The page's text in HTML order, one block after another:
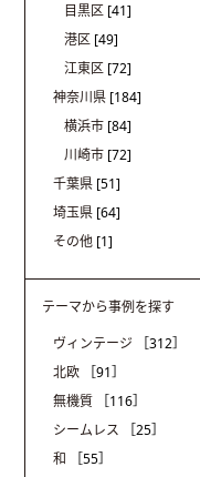
目黒区 [41]
港区 [49]
江東区 [72]
神奈川県 [184]
横浜市 [84]
川崎市 [72]
千葉県 [51]
埼玉県 [64]
その他 [1]
テーマから事例を探す
ヴィンテージ
［312］
北欧
［91］
無機質
［116］
シームレス
［25］
和
［55］